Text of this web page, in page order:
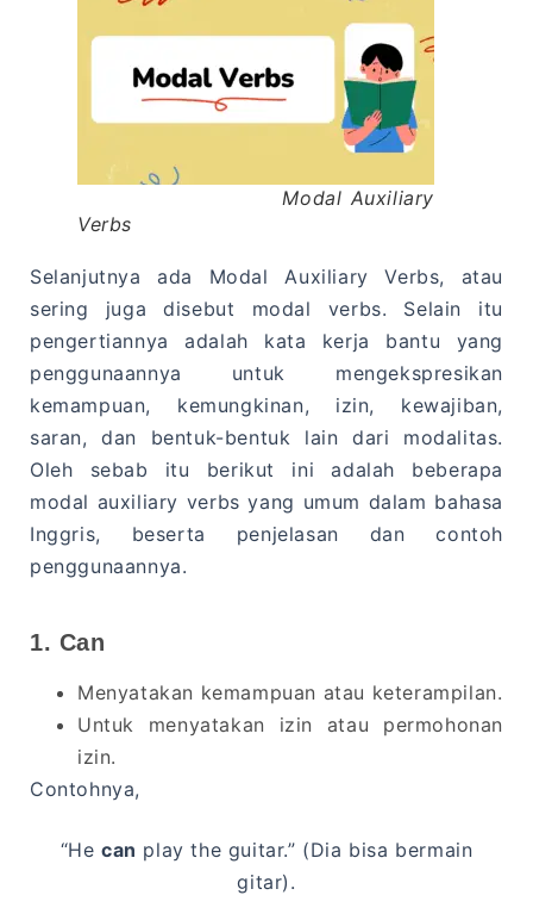
Modal Auxiliary
Verbs
Selanjutnya ada Modal Auxiliary Verbs, atau
sering juga disebut modal verbs. Selain itu
pengertiannya adalah kata kerja bantu yang
penggunaannya untuk mengekspresikan
kemampuan, kemungkinan, izin, kewajiban,
saran, dan bentuk-bentuk lain dari modalitas.
Oleh sebab itu berikut ini adalah beberapa
modal auxiliary verbs yang umum dalam bahasa
Inggris, beserta penjelasan dan contoh
penggunaannya.
1. Can
Menyatakan kemampuan atau keterampilan.
Untuk menyatakan izin atau permohonan
izin.
Contohnya,
“He can play the guitar.” (Dia bisa bermain
gitar).